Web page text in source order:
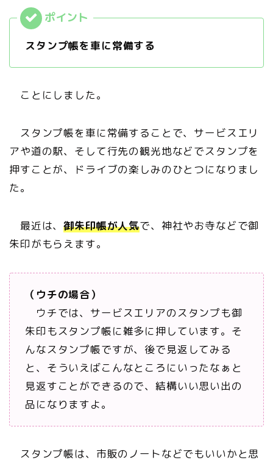
スタンプ帳を車に常備する
ことにしました。
スタンプ帳を車に常備することで、サービスエリ
アや道の駅、そして行先の観光地などでスタンプを
押すことが、ドライブの楽しみのひとつになりまし
た。
最近は、御朱印帳が人気で、神社やお寺などで御
朱印がもらえます。
（ウチの場合）
ウチでは、サービスエリアのスタンプも御
朱印もスタンプ帳に雑多に押しています。そ
んなスタンプ帳ですが、後で見返してみる
と、そういえばこんなところにいったなぁと
見返すことができるので、結構いい思い出の
品になりますよ。
スタンプ帳は、市販のノートなどでもいいかと思